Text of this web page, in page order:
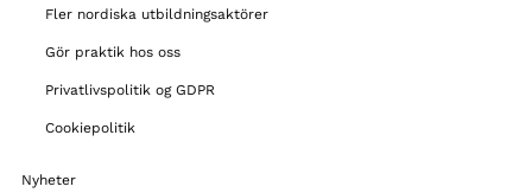
Fler nordiska utbildningsaktörer
Gör praktik hos oss
Privatlivspolitik og GDPR
Cookiepolitik
Nyheter